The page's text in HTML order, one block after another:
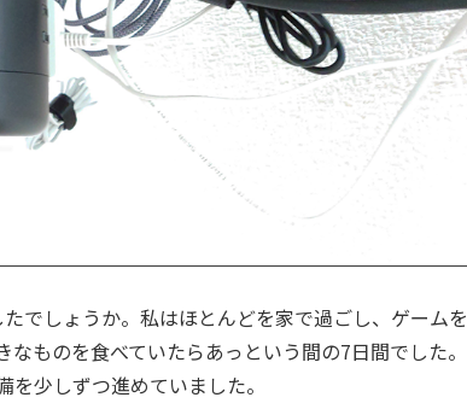
でしょうか。私はほとんどを家で過ごし、ゲームを
ものを食べていたらあっという間の7日間でした。
少しずつ進めていました。